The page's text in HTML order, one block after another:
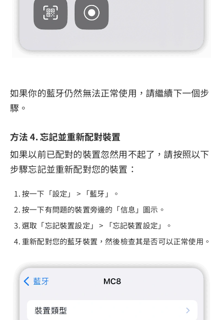
如果你的藍牙仍然無法正常使用，請繼續下一個步
驟。
方法 4. 忘記並重新配對裝置
如果以前已配對的裝置忽然用不起了，請按照以下
步驟忘記並重新配對您的裝置：
按一下「設定」 > 「藍牙」。
按一下有問題的裝置旁邊的「信息」圖示。
選取「忘記裝置設定」 > 「忘記裝置設定」。
重新配對您的藍牙裝置，然後檢查其是否可以正常使用。